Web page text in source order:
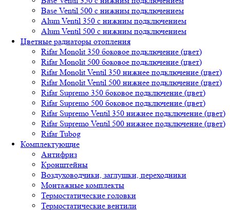
Base Ventil 500 с нижним подключением
Alum Ventil 350 с нижним подключением
Alum Ventil 500 с нижним подключением
Цветные радиаторы отопления
Rifar Monolit 350 боковое подключение (цвет)
Rifar Monolit 500 боковое подключение (цвет)
Rifar Monolit Ventil 350 нижнее подключение (цвет)
Rifar Monolit Ventil 500 нижнее подключение (цвет)
Rifar Supremo 350 боковое подключение (цвет)
Rifar Supremo 500 боковое подключение (цвет)
Rifar Supremo Ventil 350 нижнее подключение (цвет)
Rifar Supremo Ventil 500 нижнее подключение (цвет)
Rifar Tubog
Комплектующие
Антифриз
Кронштейны
Воздуховодчики, заглушки, переходники
Монтажные комплекты
Термостатические головки
Термостатические вентили